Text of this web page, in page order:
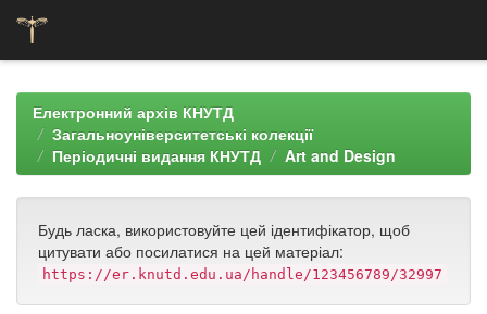
navigationЕлектронний архів КНУТД
Загальноуніверситетські колекції
Періодичні видання КНУТД
Art and Design
Будь ласка, використовуйте цей ідентифікатор, щоб
цитувати або посилатися на цей матеріал:
https://er.knutd.edu.ua/handle/123456789/32997